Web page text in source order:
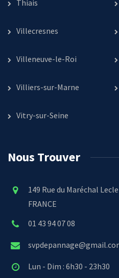
Thiais
Villecresnes
Villeneuve-le-Roi
Villiers-sur-Marne
Vitry-sur-Seine
Nous Trouver
149 Rue du Maréchal
FRANCE
01 43 94 07 08
Lun - Dim : 6h30 - 23h30